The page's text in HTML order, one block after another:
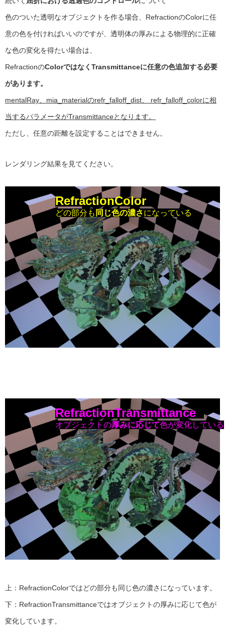
色のついた透明なオブジェクトを作る場合、RefractionのColorに任
意の色を付ければいいのですが、透明体の厚みによる物理的に正確
な色の変化を得たい場合は、
RefractionのColorではなくTransmittanceに任意の色追加する必要
があります。
mentalRay、mia_materialのrefr_falloff_dist、 refr_falloff_colorに相
当するパラメータがTransmittanceとなります。
ただし、任意の距離を設定することはできません。
レンダリング結果を見てください。
RefractionColor
どの部分も 同じ色の濃さになっている
RefractionTransmittance
オブジェクトの厚みに応じて色が変化している
上：RefractionColorではどの部分も同じ色の濃さになっています。
下：RefractionTransmittanceではオブジェクトの厚みに応じて色が
変化しています。